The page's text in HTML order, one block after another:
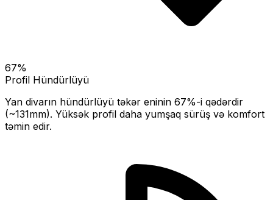
67%
Profil Hündürlüyü
Yan divarın hündürlüyü təkər eninin 67%-i qədərdir
(~131mm). Yüksək profil daha yumşaq sürüş və komfort
təmin edir.